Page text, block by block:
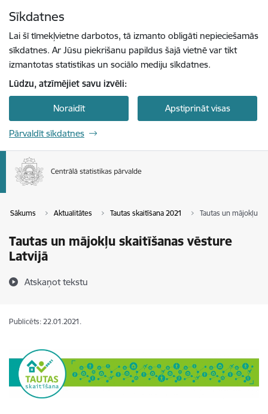
Sīkdatnes
Lai šī tīmekļvietne darbotos, tā izmanto obligāti nepieciešamās
sīkdatnes. Ar Jūsu piekrišanu papildus šajā vietnē var tikt
izmantotas statistikas un sociālo mediju sīkdatnes.
Lūdzu, atzīmējiet savu izvēli:
Noraidīt Apstiprināt visas
Pārvaldīt sīkdatnes
Sākums Aktualitātes Tautas skaitīšana 2021 Tautas un mājokļu
Tautas un mājokļu skaitīšanas vēsture
Latvijā
Atskaņot tekstu
Publicēts: 22.01.2021.